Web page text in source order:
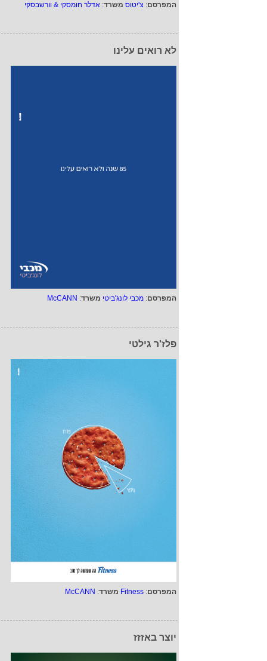
המפרסם: צ'יטוס משרד: אדלר חומסקי & וורשבסקי
לא רואים עלינו
המפרסם: מכבי לונג'ביטי משרד:
McCANN
פלז'ר גילטי
המפרסם:
Fitness משרד:
McCANN
יוצר באזזז